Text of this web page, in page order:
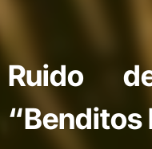
Ruido
“Benditos